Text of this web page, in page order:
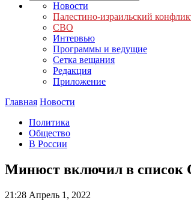
Новости
Палестино-израильский
СВО
Интервью
Программы и ведущие
Сетка вещания
Редакция
Приложение
Главная Новости
Политика
Общество
В России
Минюст включил в список
21:28 Апрель 1, 2022